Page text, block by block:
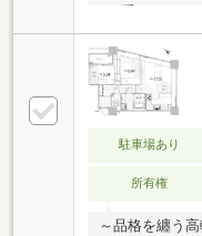
で24時間ゴミ
住者専用のフ
有)・ディスポ
付・全居室・
ーム内容【交
【その他】ク
望の住まい
件の詳細・ご
駐車場あり
所有権
～品格を纏う